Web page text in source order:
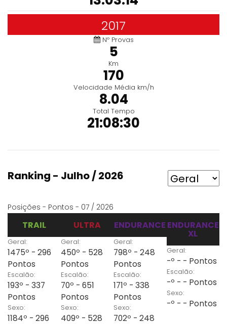
2017
Nº Provas
5
Km
170
Velocidade Média km/h
8.04
Total Tempo
21:08:30
Ranking - Julho / 2026
Posições - Pontos - 07 / 2026
TRAIL
Geral:
1475º - 296
Pontos
Escalão:
193º - 337
Pontos
Sexo:
1184º - 296
ULTRA
Geral:
450º - 528
Pontos
Escalão:
70º - 651
Pontos
Sexo:
409º - 528
ENDURANCE
Geral:
798º - 248
Pontos
Escalão:
171º - 338
Pontos
Sexo:
702º - 248
ENDURANCE
XL
Geral:
-º - - Pontos
Escalão:
-º - - Pontos
Sexo:
-º - - Pontos